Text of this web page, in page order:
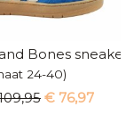
Bones sneakers
24-40)
€ 76,97